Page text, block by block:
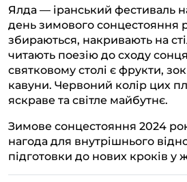
Ялда — іранський фестиваль
день зимового сонцестояння
збираються, накривають на
читають поезію до сходу
святковому столі є фрукти,
кавуни. Червоний колір цих
яскраве та світле майбутнє.
Зимове сонцестояння 2024
нагода для внутрішнього
підготовки до нових кроків у